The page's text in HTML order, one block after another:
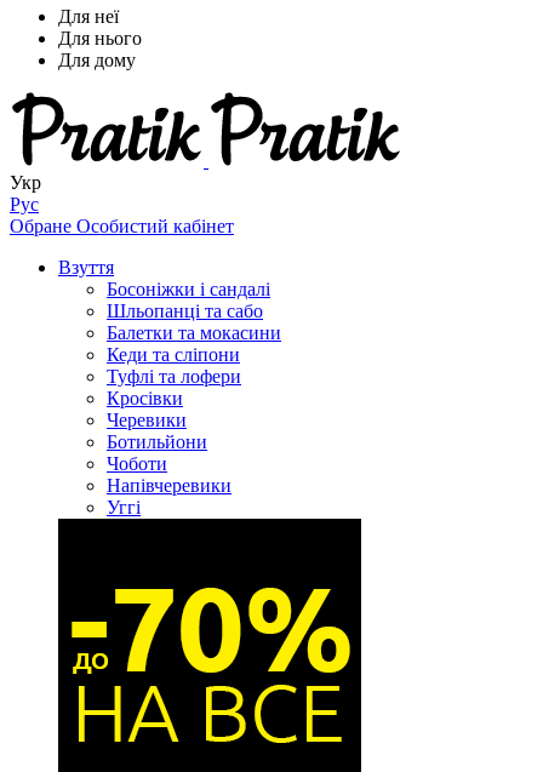
Для неї
Для нього
Для дому
Укр
Рус
Обране Особистий кабінет
Взуття
Босоніжки і сандалі
Шльопанці та сабо
Балетки та мокасини
Кеди та сліпони
Туфлі та лофери
Кросівки
Черевики
Ботильйони
Чоботи
Напівчеревики
Уггі